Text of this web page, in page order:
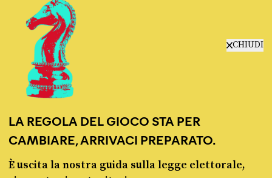
CHIUDI
LA REGOLA DEL GIOCO STA PER
CAMBIARE, ARRIVACI PREPARATO.
È uscita la nostra guida sulla legge elettorale,
© Pagella Politica 2012 - 2026